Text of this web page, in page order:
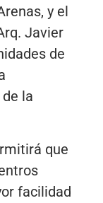
y el
Javier
de
la
que
facilidad